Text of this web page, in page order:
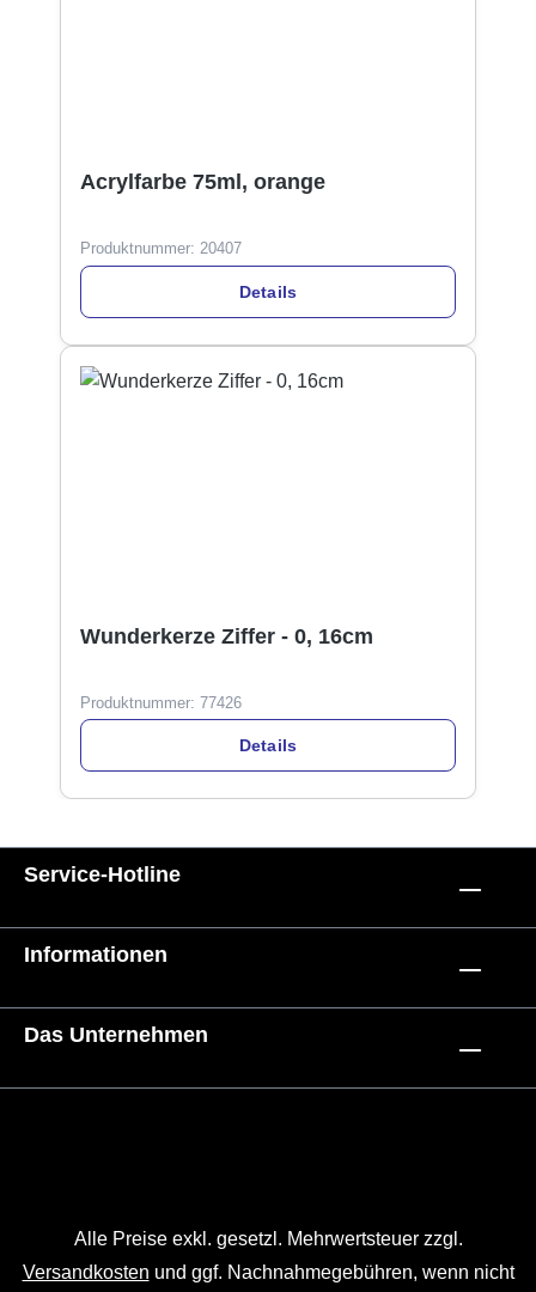
Acrylfarbe 75ml, orange
Produktnummer: 20407
Details
Wunderkerze Ziffer - 0, 16cm
Produktnummer: 77426
Details
Service-Hotline
Informationen
Das Unternehmen
Alle Preise exkl. gesetzl. Mehrwertsteuer zzgl.
Versandkosten und ggf. Nachnahmegebühren, wenn nicht